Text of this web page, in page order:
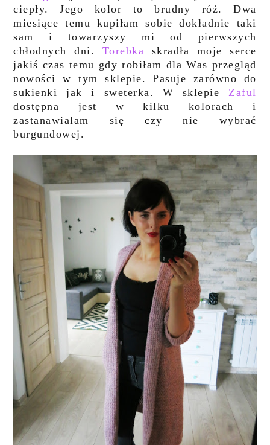
ciepły. Jego kolor to brudny róż. Dwa
miesiące temu kupiłam sobie dokładnie taki
sam i towarzyszy mi od pierwszych
chłodnych dni. Torebka skradła moje serce
jakiś czas temu gdy robiłam dla Was przegląd
nowości w tym sklepie. Pasuje zarówno do
sukienki jak i sweterka. W sklepie Zaful
dostępna jest w kilku kolorach i
zastanawiałam się czy nie wybrać
burgundowej.